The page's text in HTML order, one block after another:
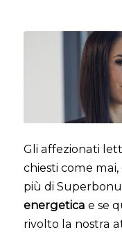
Gli affezionati
chiesti come
più di
energetica e se
rivolto la nostra